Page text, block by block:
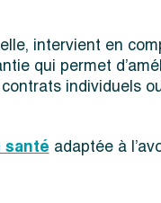
intervient en
qui permet
individuels
adaptée à